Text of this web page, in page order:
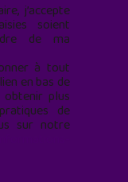
j’accepte
soient
de ma
à tout
en bas de
plus
de
sur notre